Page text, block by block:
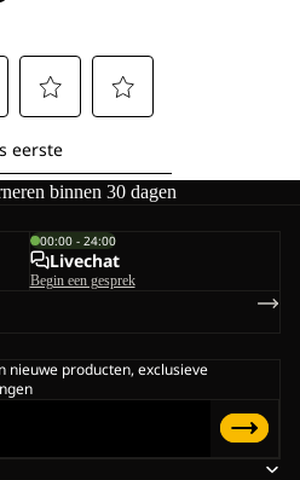
binnen 30 dagen
00:00 - 24:00
Livechat
Begin een gesprek
nieuwe producten, exclusieve